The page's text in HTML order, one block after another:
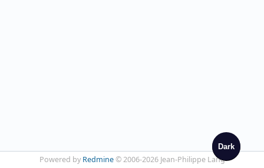
Dark
Powered by Redmine© 2006-2026 Jean-Philippe Lang